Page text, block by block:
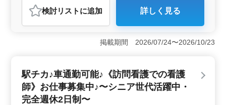
おすすめポイント
＜一般内科医募集＞ 千葉県東金市東岩崎にあるクリニ
ックで一般内科医を募集しています。50代以上の経験豊
の勤務環境＞ 年収600万円〜1000万円で、夜間当直は
ニックでは一般内科・腎臓内科・循環器内科・内分泌代
謝科を提供しています。外来数は1日40人で、病床数は19
床です。
検討リスト に追加 詳しく見る
掲載期間 2026/07/24〜2026/10/23
駅チカ♪車通勤可能♪《訪問看護での看護
師》お仕事募集中♪〜シニア世代活躍中・
完全週休2日制〜